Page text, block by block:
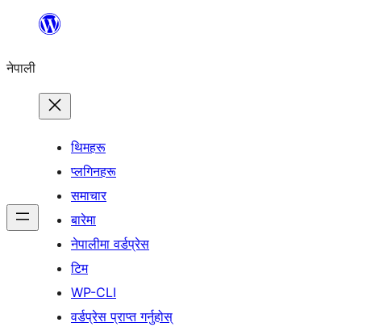
सामग्रीमा
नेपाली
थिमहरू
प्लगिनहरू
समाचार
बारेमा
नेपालीमा वर्डप्रेस
टिम
WP-CLI
वर्डप्रेस प्राप्त गर्नुहोस्